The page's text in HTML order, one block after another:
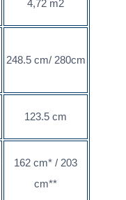
4,72 m2
248.5 cm/ 280cm
123.5 cm
162 cm* / 203
cm**